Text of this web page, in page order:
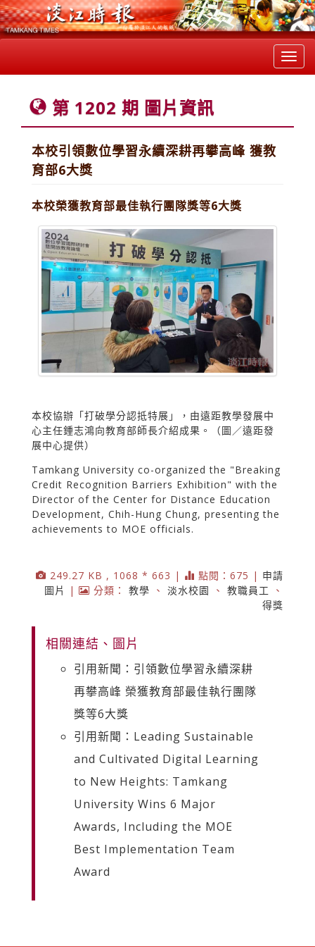
第 1202 期 圖片資訊
本校引領數位學習永續深耕再攀高峰 獲教
育部6大獎
本校榮獲教育部最佳執行團隊獎等6大獎
本校協辦「打破學分認抵特展」，由遠距教學發展中
心主任鍾志鴻向教育部師長介紹成果。（圖／遠距發
展中心提供）
Tamkang University co-organized the "Breaking
Credit Recognition Barriers Exhibition" with the
Director of the Center for Distance Education
Development, Chih-Hung Chung, presenting the
achievements to MOE officials.
249.27 KB , 1068 * 663 | 點閱：675 | 申請
圖片
| 分類： 教學 、 淡水校園 、 教職員工
、
得獎
相關連結、圖片
引用新聞：引領數位學習永續深耕
再攀高峰 榮獲教育部最佳執行團隊
獎等6大獎
引用新聞：Leading Sustainable
and Cultivated Digital Learning
to New Heights: Tamkang
University Wins 6 Major
Awards, Including the MOE
Best Implementation Team
Award